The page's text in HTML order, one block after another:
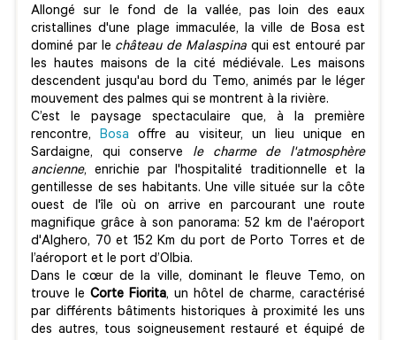
Allongé sur le fond de la vallée, pas loin des eaux
cristallines d'une plage immaculée, la ville de Bosa est
dominé par le château de Malaspinaqui est entouré par
les hautes maisons de la cité médiévale. Les maisons
descendent jusqu'au bord du Temo, animés par le léger
mouvement des palmes qui se montrent à la rivière.
C’est le paysage spectaculaire que, à la première
rencontre,Bosa offre au visiteur, un lieu unique en
Sardaigne, qui conserve le charme de l'atmosphère
ancienne, enrichie par l'hospitalité traditionnelle et la
gentillesse de ses habitants. Une ville située sur la côte
ouest de l'île où on arrive en parcourant une route
magnifique grâce à son panorama: 52 km de l'aéroport
d'Alghero, 70 et 152 Km du port de Porto Torres et de
l’aéroport et le port d’Olbia.
Dans le cœur de la ville, dominant le fleuve Temo, on
trouve le Corte Fiorita, un hôtel de charme, caractérisé
par différents bâtiments historiques à proximité les uns
des autres, tous soigneusement restauré et équipé de